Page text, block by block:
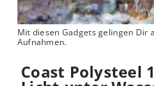
Mit diesen Gadgets gelingen Dir
Aufnahmen.
Coast Polysteel